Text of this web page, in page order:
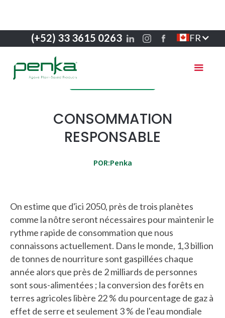
(+52) 33 3615 0263 FR
Économie circulaire
CONSOMMATION
RESPONSABLE
POR:Penka
On estime que d'ici 2050, près de trois planètes
comme la nôtre seront nécessaires pour maintenir le
rythme rapide de consommation que nous
connaissons actuellement. Dans le monde, 1,3 billion
de tonnes de nourriture sont gaspillées chaque
année alors que près de 2 milliards de personnes
sont sous-alimentées ; la conversion des forêts en
terres agricoles libère 22 % du pourcentage de gaz à
effet de serre et seulement 3 % de l'eau mondiale